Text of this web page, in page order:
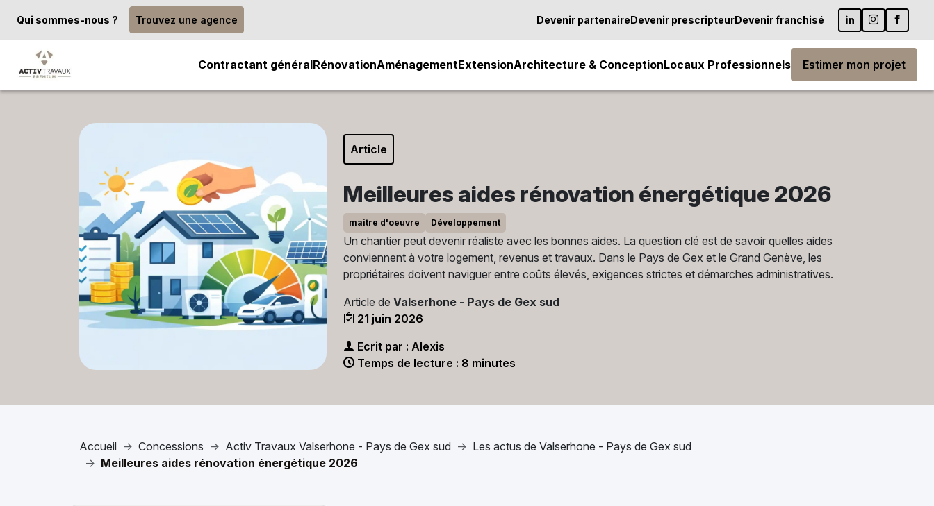
Qui sommes-nous ? Trouvez une agence Devenir partenaireDevenir prescripteurDevenir franchisé
Contractant généralRénovationAménagementExtensionArchitecture & ConceptionLocaux Professionnels Estimer mon projet
Article
Meilleures aides rénovation énergétique 2026
maitre d'oeuvre Développement
Un chantier peut devenir réaliste avec les bonnes aides. La question clé est de savoir quelles aides
conviennent à votre logement, revenus et travaux. Dans le Pays de Gex et le Grand Genève, les
propriétaires doivent naviguer entre coûts élevés, exigences strictes et démarches administratives.
Article de Valserhone - Pays de Gex sud
21 juin 2026
Ecrit par : Alexis
Temps de lecture : 8 minutes
Accueil Concessions Activ Travaux Valserhone - Pays de Gex sud
Les actus de Valserhone - Pays de Gex sud
Meilleures aides rénovation énergétique 2026